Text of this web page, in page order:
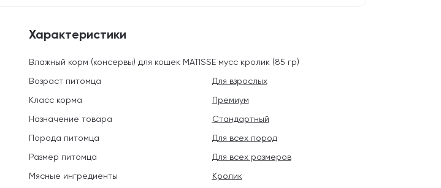
Характеристики
Влажный корм (консервы) для кошек MATISSE мусс кролик (85 гр)
Возраст питомца
Для взрослых
Класс корма
Премиум
Назначение товара
Стандартный
Порода питомца
Для всех пород
Размер питомца
Для всех размеров
Мясные ингредиенты
Кролик